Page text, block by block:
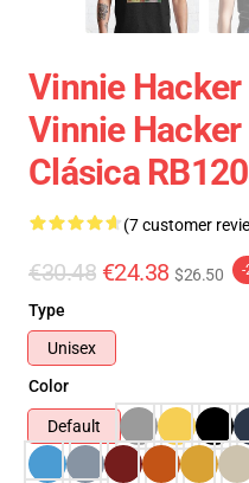
Vinnie
Vinnie
Clásica
(7 customer
€30.48 €24.38 $26.50 -
Type
Unisex
Color
Default